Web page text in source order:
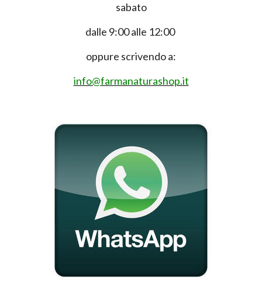
sabato
dalle 9:00 alle 12:00
oppure scrivendo a:
info@farmanaturashop.it